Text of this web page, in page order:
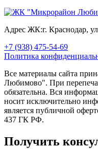
Адрес ЖК:г. Краснодар,
+7 (938) 475-54-69
Политика
Все материалы сайта
Любимово". При
обязательна. Вся
носит исключительно
является публичной
437 ГК РФ.
Получить